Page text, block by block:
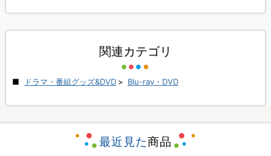
関連カテゴリ
ドラマ・番組グッズ&DVD > Blu-ray・DVD
最近見た商品